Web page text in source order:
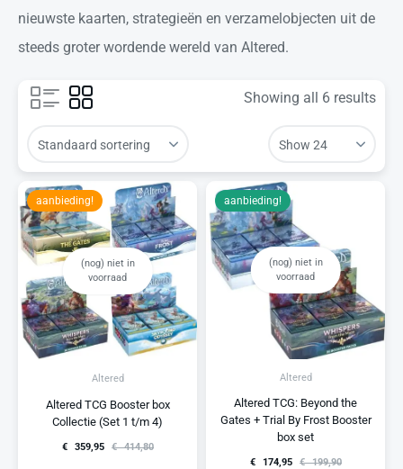
nieuwste kaarten, strategieën en verzamelobjecten uit de
steeds groter wordende wereld van Altered.
Showing all 6 results
(nog) niet in
voorraad
Altered
Altered TCG Booster box
Collectie (Set 1 t/m 4)
€ 414,80
€ 359,95
aanbieding!
(nog) niet in
voorraad
Altered
Altered TCG: Beyond the
Gates + Trial By Frost Booster
box set
€ 199,90
€ 174,95
aanbieding!